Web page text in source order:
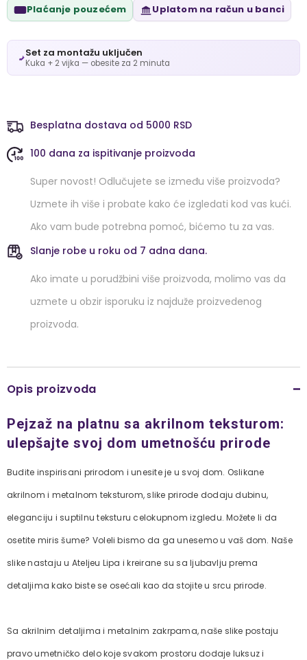
Plaćanje pouzećem
Uplatom na račun u banci
Set za montažu uključen
Kuka + 2 vijka — obesite za 2 minuta
Besplatna dostava od 5000 RSD
100 dana za ispitivanje proizvoda
Super novost! Odlučujete se između više proizvoda?
Uzmete ih više i probate kako će izgledati kod vas kući.
Ako vam bude potrebna pomoć, bićemo tu za vas.
Slanje robe u roku od 7 adna dana.
Ako imate u porudžbini više proizvoda, molimo vas da
uzmete u obzir isporuku iz najduže proizvedenog
proizvoda.
Opis proizvoda
Pejzaž na platnu sa akrilnom teksturom:
ulepšajte svoj dom umetnošću prirode
Budite inspirisani prirodom i unesite je u svoj dom. Oslikane
akrilnom i metalnom teksturom, slike prirode dodaju dubinu,
eleganciju i suptilnu teksturu celokupnom izgledu. Možete li da
osetite miris šume? Voleli bismo da ga unesemo u vaš dom. Naše
slike nastaju u Ateljeu Lipa i kreirane su sa ljubavlju prema
detaljima kako biste se osećali kao da stojite u srcu prirode.
Sa akrilnim detaljima i metalnim zakrpama, naše slike postaju
pravo umetničko delo koje svakom prostoru dodaje luksuz i